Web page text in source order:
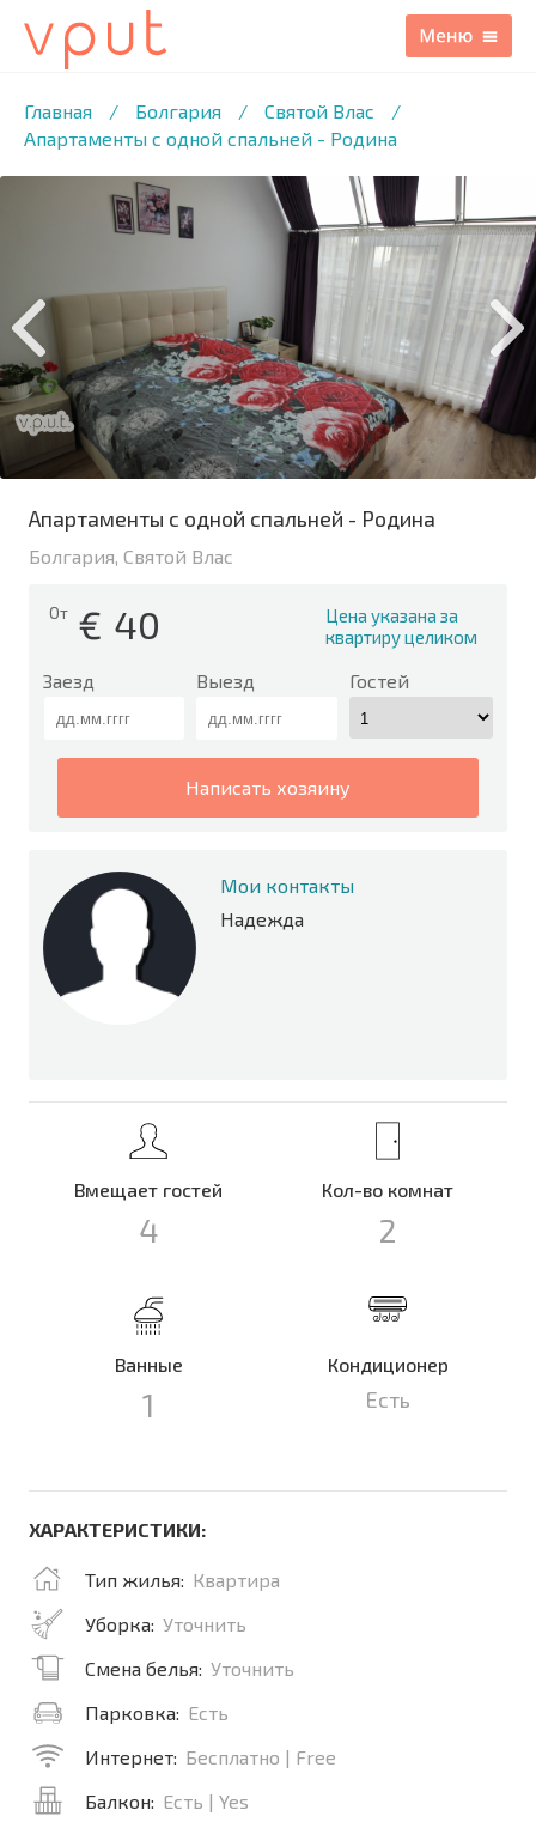
Главная / Болгария / Святой Влас
/
Апартаменты с одной спальней - Родина
/17 ФОТО
Апартаменты с одной спальней - Родина
Болгария, Святой Влас
От € 40
Цена указана за
квартиру целиком
Заезд Выезд Гостей
написать хозяину
Мои контакты
Надежда
Вмещает гостей
4
Кол-во комнат
2
Ванные
1
Кондиционер
Есть
ХАРАКТЕРИСТИКИ:
Тип жилья: Квартира
Уборка: Уточнить
Смена белья: Уточнить
Парковка: Есть
Интернет: Бесплатно | Free
Балкон: Есть | Yes